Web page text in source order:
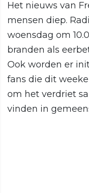
Het nieuws van
mensen diep.
woensdag om
branden als
Ook worden er
fans die dit
om het verdriet
vinden in